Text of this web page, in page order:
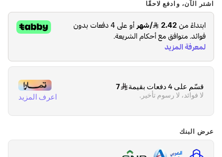
اشتر الآن، وادفع لاحقًا
قسّم على 4 دفعات بقيمة 7
لا فوائد، لا رسوم تأخير. اعرف المزيد
عرض البنك